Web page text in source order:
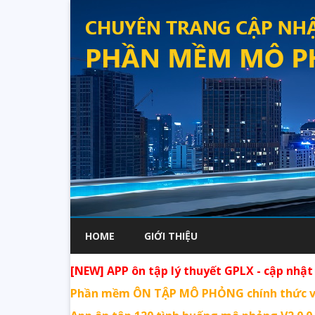
HOME GIỚI THIỆU
[NEW] APP ôn tập lý thuyết GPLX - cập
Phần mềm ÔN TẬP MÔ PHỎNG chính